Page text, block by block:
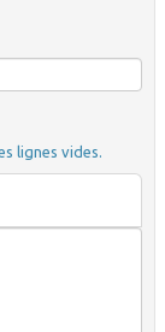
lignes vides.